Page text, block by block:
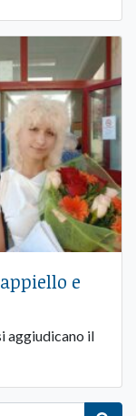
e
aggiudicano il